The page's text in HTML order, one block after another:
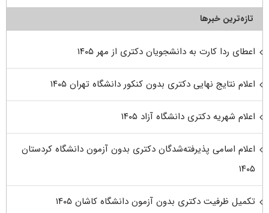
تازه‌ترین خبرها
اعطای ردا کارت به دانشجویان دکتری از مهر ۱۴۰۵
اعلام نتایج نهایی دکتری بدون کنکور دانشگاه تهران ۱۴۰۵
اعلام شهریه دکتری دانشگاه آزاد ۱۴۰۵
اعلام اسامی پذیرفته‌شدگان دکتری بدون آزمون دانشگاه کردستان
۱۴۰۵
تکمیل ظرفیت دکتری بدون آزمون دانشگاه کاشان ۱۴۰۵